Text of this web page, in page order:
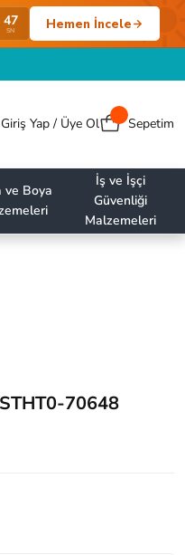
46
SN Hemen İncele
Giriş Yap / Üye Ol Sepetim
ve Boya
İş ve İşçi
Güvenliği
Malzemeleri
70648